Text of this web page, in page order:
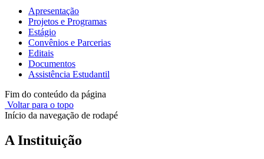
Apresentação
Projetos e Programas
Estágio
Convênios e Parcerias
Editais
Documentos
Assistência Estudantil
Fim do conteúdo da página
Voltar para o topo
Início da navegação de rodapé
A Instituição